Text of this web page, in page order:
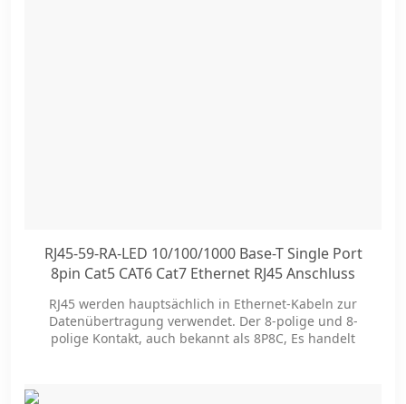
RJ45-59-RA-LED 10/100/1000 Base-T Single Port
8pin Cat5 CAT6 Cat7 Ethernet RJ45 Anschluss
RJ45 werden hauptsächlich in Ethernet-Kabeln zur
Datenübertragung verwendet. Der 8-polige und 8-
polige Kontakt, auch bekannt als 8P8C, Es handelt